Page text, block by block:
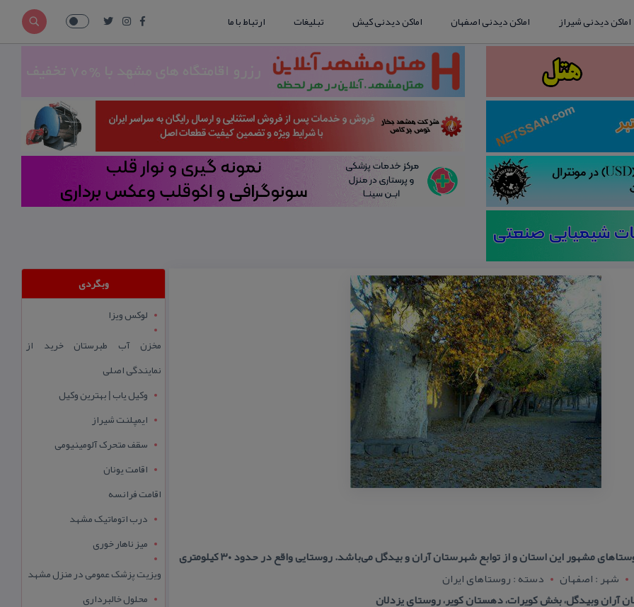
اماکن دیدنی شیراز اماکن دیدنی اصفهان اماکن دیدنی کیش تبلیغات ارتباط با ما
مشهور این استان و از توابع شهرستان آران و بیدگل می‌باشد. روستایی واقع در حدود ۳۰ كیلومتری
شهر : اصفهان
دسته : روستاهای ایران
وبیدگل، بخش كویرات، دهستان كویر، روستای یزدلان
وبگردی
لوکس ویزا
مخزن آب طبرستان خرید از
نمایندگی اصلی
وکیل یاب | بهترین وکیل
ایمپلنت شیراز
سقف متحرک آلومینیومی
اقامت یونان
اقامت فرانسه
درب اتوماتیک مشهد
میز ناهار خوری
ویزیت پزشک عمومی در منزل مشهد
محلول خالبرداری